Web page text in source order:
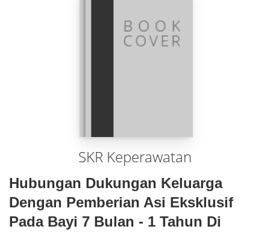
SKR Keperawatan
Hubungan Dukungan Keluarga
Dengan Pemberian Asi Eksklusif
Pada Bayi 7 Bulan - 1 Tahun Di